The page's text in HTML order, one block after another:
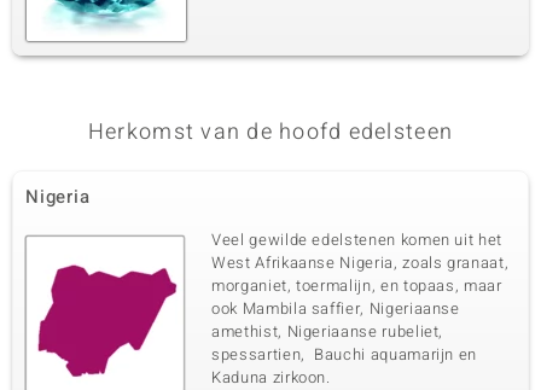
Herkomst van de hoofd edelsteen
Nigeria
Veel gewilde edelstenen komen uit het
West Afrikaanse Nigeria, zoals granaat,
morganiet, toermalijn, en topaas, maar
ook Mambila saffier, Nigeriaanse
amethist, Nigeriaanse rubeliet,
spessartien, Bauchi aquamarijn en
Kaduna zirkoon.